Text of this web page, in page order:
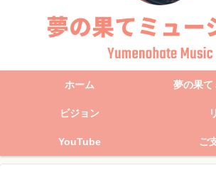
ホーム
ビジョン
YouTube ご